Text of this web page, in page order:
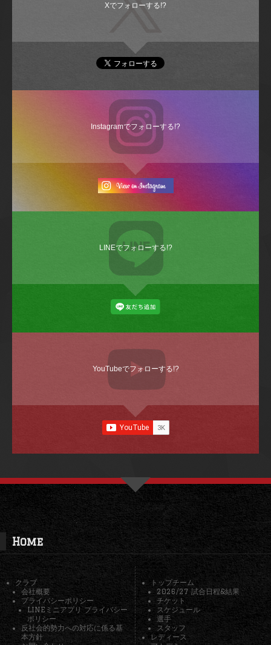
Xでフォローする!?
Instagramでフォローする!?
LINEでフォローする!?
YouTubeでフォローする!?
Home
クラブ
会社概要
プライバシーポリシー
LINEミニアプリ プライバシー
ポリシー
反社会的勢力への対応に係る基
本方針
トップチーム
2026/27 試合日程&結果
チケット
スケジュール
選手
スタッフ
レディース